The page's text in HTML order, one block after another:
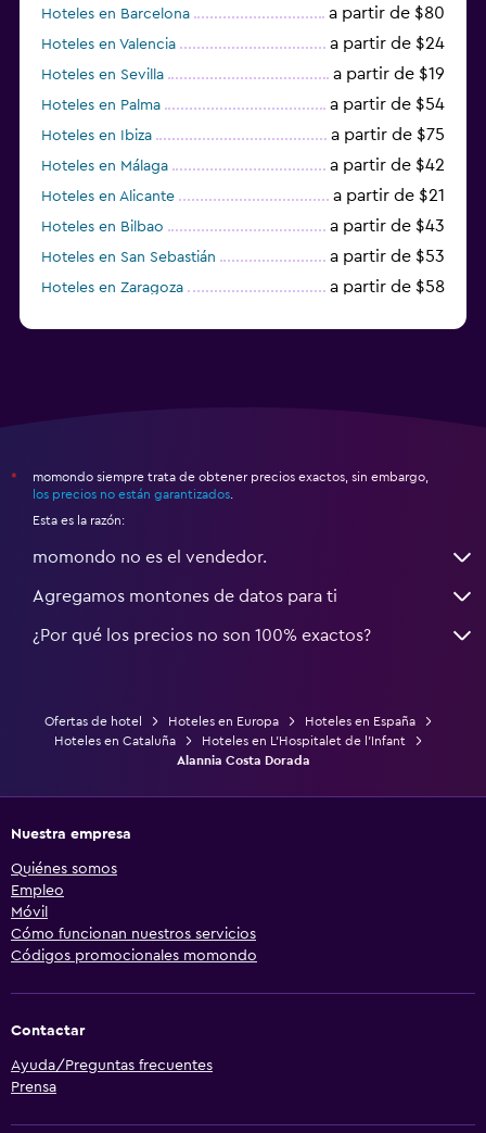
Hoteles en Barcelona a partir de $80
Hoteles en Valencia a partir de $24
Hoteles en Sevilla a partir de $19
Hoteles en Palma a partir de $54
Hoteles en Ibiza a partir de $75
Hoteles en Málaga a partir de $42
Hoteles en Alicante a partir de $21
Hoteles en Bilbao a partir de $43
Hoteles en San Sebastián a partir de $53
Hoteles en Zaragoza a partir de $58
*
momondo siempre trata de obtener precios exactos, sin embargo,
los precios no están garantizados
Esta es la razón:
momondo no es el vendedor.
Agregamos montones de datos para ti
¿Por qué los precios no son 100% exactos?
Ofertas de hotel Hoteles en Europa
Hoteles en España
Hoteles en Cataluña
Hoteles en L'Hospitalet de l'Infant
Alannia Costa Dorada
Nuestra empresa
Quiénes somos
Empleo
Móvil
Cómo funcionan nuestros servicios
Códigos promocionales momondo
Contactar
Ayuda/Preguntas frecuentes
Prensa